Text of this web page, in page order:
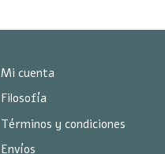
Mi cuenta
Filosofía
Términos y condiciones
Envíos